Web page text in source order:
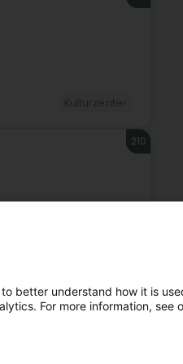
210
211
better understand how it is
For more information, see